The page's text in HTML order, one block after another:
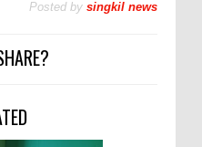
Posted by singkil news